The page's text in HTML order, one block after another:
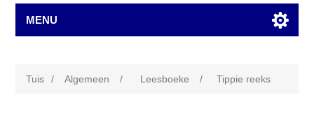
MENU
Tuis / Algemeen / Leesboeke / Tippie reeks